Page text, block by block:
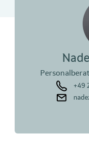
+49